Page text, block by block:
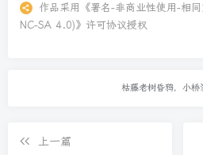
作品采用 《署名-非商业性使用-相
NC-SA 4.0)》许可协议授权
枯藤老树昏鸦，小桥
上一篇